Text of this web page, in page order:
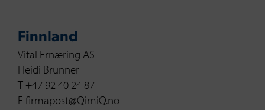
Finnland
Vital Ernæring AS
Heidi Brunner
T +47 92 40 24 87
E firmapost@QimiQ.no